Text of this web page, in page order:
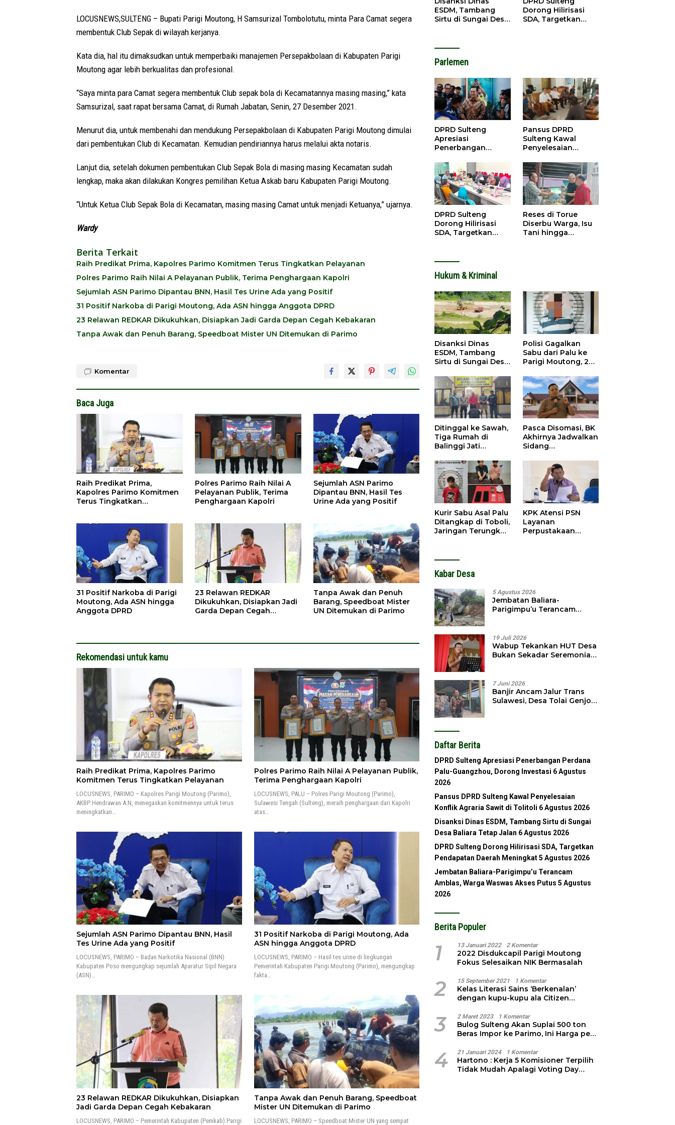
LOCUSNEWS,SULTENG – Bupati Parigi Moutong, H Samsurizal Tombolotutu, minta Para Camat segera
membentuk Club Sepak di wilayah kerjanya.
Kata dia, hal itu dimaksudkan untuk memperbaiki manajemen Persepakbolaan di Kabupaten Parigi
Moutong agar lebih berkualitas dan profesional.
“Saya minta para Camat segera membentuk Club sepak bola di Kecamatannya masing masing,” kata
Samsurizal, saat rapat bersama Camat, di Rumah Jabatan, Senin, 27 Desember 2021.
Menurut dia, untuk membenahi dan mendukung Persepakbolaan di Kabupaten Parigi Moutong dimulai
dari pembentukan Club di Kecamatan. Kemudian pendiriannya harus melalui akta notaris.
Lanjut dia, setelah dokumen pembentukan Club Sepak Bola di masing masing Kecamatan sudah
lengkap, maka akan dilakukan Kongres pemilihan Ketua Askab baru Kabupaten Parigi Moutong.
“Untuk Ketua Club Sepak Bola di Kecamatan, masing masing Camat untuk menjadi Ketuanya,” ujarnya.
Wardy
Berita Terkait
Raih Predikat Prima, Kapolres Parimo Komitmen Terus Tingkatkan Pelayanan
Polres Parimo Raih Nilai A Pelayanan Publik, Terima Penghargaan Kapolri
Sejumlah ASN Parimo Dipantau BNN, Hasil Tes Urine Ada yang Positif
31 Positif Narkoba di Parigi Moutong, Ada ASN hingga Anggota DPRD
23 Relawan REDKAR Dikukuhkan, Disiapkan Jadi Garda Depan Cegah Kebakaran
Tanpa Awak dan Penuh Barang, Speedboat Mister UN Ditemukan di Parimo
Komentar
Baca Juga
Raih Predikat Prima,
Kapolres Parimo Komitmen
Terus Tingkatkan
Polres Parimo Raih Nilai A
Pelayanan Publik, Terima
Penghargaan Kapolri
Sejumlah ASN Parimo
Dipantau BNN, Hasil Tes
Urine Ada yang Positif
31 Positif Narkoba di Parigi
Moutong, Ada ASN hingga
Anggota DPRD
23 Relawan REDKAR
Dikukuhkan, Disiapkan Jadi
Garda Depan Cegah
Tanpa Awak dan Penuh
Barang, Speedboat Mister
UN Ditemukan di Parimo
Rekomendasi untuk kamu
Raih Predikat Prima, Kapolres Parimo
Komitmen Terus Tingkatkan Pelayanan
LOCUSNEWS, PARIMO – Kapolres Parigi Moutong (Parimo),
AKBP Hendrawan A.N, menegaskan komitmennya untuk terus
meningkatkan…
Polres Parimo Raih Nilai A Pelayanan Publik,
Terima Penghargaan Kapolri
LOCUSNEWS, PALU – Polres Parigi Moutong (Parimo),
Sulawesi Tengah (Sulteng), meraih penghargaan dari Kapolri
atas…
Sejumlah ASN Parimo Dipantau BNN, Hasil
Tes Urine Ada yang Positif
LOCUSNEWS, PARIMO – Badan Narkotika Nasional (BNN)
Kabupaten Poso mengungkap sejumlah Aparatur Sipil Negara
(ASN)…
31 Positif Narkoba di Parigi Moutong, Ada
ASN hingga Anggota DPRD
LOCUSNEWS, PARIMO – Hasil tes urine di lingkungan
Pemerintah Kabupaten Parigi Moutong (Parimo), mengungkap
fakta…
23 Relawan REDKAR Dikukuhkan, Disiapkan
Jadi Garda Depan Cegah Kebakaran
LOCUSNEWS, PARIMO – Pemerintah Kabupaten (Pemkab) Parigi
Tanpa Awak dan Penuh Barang, Speedboat
Mister UN Ditemukan di Parimo
LOCUSNEWS, PARIMO – Speedboat Mister UN yang sempat
ESDM, Tambang
Sirtu di Sungai Desa
Dorong Hilirisasi
SDA, Targetkan
Parlemen
DPRD Sulteng
Apresiasi
Penerbangan
Guangzhou, Dorong
Investasi
Pansus DPRD
Sulteng Kawal
Penyelesaian
Sawit di Tolitoli
DPRD Sulteng
Dorong Hilirisasi
SDA, Targetkan
Reses di Torue
Diserbu Warga, Isu
Tani hingga
Hukum & Kriminal
Disanksi Dinas
ESDM, Tambang
Sirtu di Sungai Desa
Polisi Gagalkan
Sabu dari Palu ke
Parigi Moutong, 2
Ditangkap
Ditinggal ke Sawah,
Tiga Rumah di
Balinggi Jati
Ditangkap Dini Hari
Pasca Disomasi, BK
Akhirnya Jadwalkan
Sidang
Terhadap Selpina
Kurir Sabu Asal Palu
Ditangkap di Toboli,
Jaringan Terungkap
KPK Atensi PSN
Layanan
Perpustakaan
Kabar Desa
5 Agustus 2026
Jembatan Baliara-
Parigimpu’u Terancam
19 Juli 2026
Wabup Tekankan HUT Desa
Bukan Sekadar Seremonial,
7 Juni 2026
Banjir Ancam Jalur Trans
Sulawesi, Desa Tolai Genjot
Daftar Berita
DPRD Sulteng Apresiasi Penerbangan Perdana
Palu-Guangzhou, Dorong Investasi 6 Agustus
2026
Pansus DPRD Sulteng Kawal Penyelesaian
Konflik Agraria Sawit di Tolitoli 6 Agustus 2026
Disanksi Dinas ESDM, Tambang Sirtu di Sungai
Desa Baliara Tetap Jalan 6 Agustus 2026
DPRD Sulteng Dorong Hilirisasi SDA, Targetkan
Pendapatan Daerah Meningkat 5 Agustus 2026
Jembatan Baliara-Parigimpu’u Terancam
Amblas, Warga Waswas Akses Putus 5 Agustus
2026
Berita Populer
1 13 Januari 2022 2 Komentar
2022 Disdukcapil Parigi Moutong
Fokus Selesaikan NIK Bermasalah
2 15 September 2021 1 Komentar
Kelas Literasi Sains ‘Berkenalan’
dengan kupu-kupu ala Citizen
3 2 Maret 2023 1 Komentar
Bulog Sulteng Akan Suplai 500 ton
Beras Impor ke Parimo, Ini Harga per
4 21 Januari 2024 1 Komentar
Hartono : Kerja 5 Komisioner Terpilih
Tidak Mudah Apalagi Voting Day